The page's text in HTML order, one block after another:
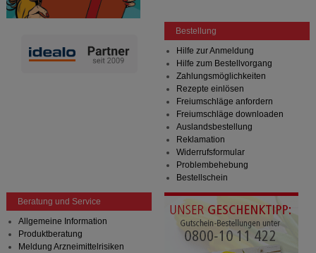
Bestellung
Hilfe zur Anmeldung
Hilfe zum Bestellvorgang
Zahlungsmöglichkeiten
Rezepte einlösen
Freiumschläge anfordern
Freiumschläge downloaden
Auslandsbestellung
Reklamation
Widerrufsformular
Problembehebung
Bestellschein
Beratung und Service
Allgemeine Information
Produktberatung
Meldung Arzneimittelrisiken